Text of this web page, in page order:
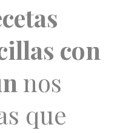
con
nos
que